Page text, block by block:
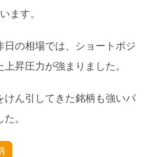
ます。
の相場では、ショートポジ
昇圧力が強まりました。
けん引してきた銘柄も強いパ
。